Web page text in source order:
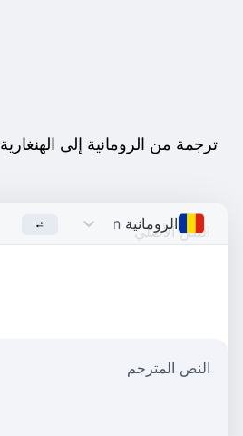
ترجمة من الرومانية إلى الهنغارية
الرومانية Romanian
النص المترجم